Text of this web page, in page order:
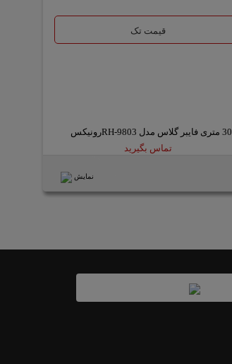
قیمت تک
تماس بگیرید
نمایش